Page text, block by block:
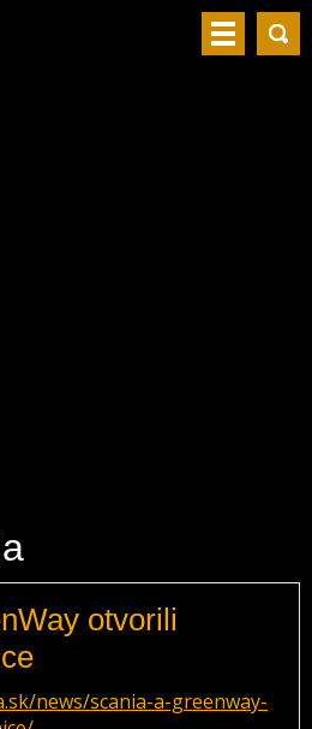
otvorili
news/scania-a-greenway-